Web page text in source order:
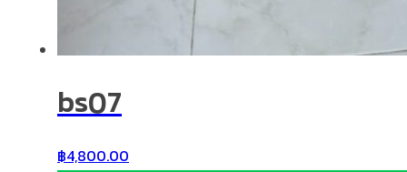
bs07
฿4,800.00